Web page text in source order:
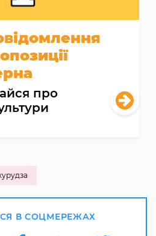
про
В СОЦМЕРЕЖАХ